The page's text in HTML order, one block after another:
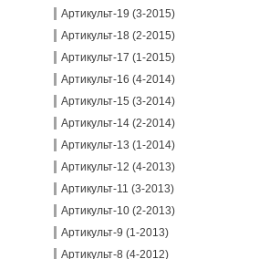
Артикульт-19 (3-2015)
Артикульт-18 (2-2015)
Артикульт-17 (1-2015)
Артикульт-16 (4-2014)
Артикульт-15 (3-2014)
Артикульт-14 (2-2014)
Артикульт-13 (1-2014)
Артикульт-12 (4-2013)
Артикульт-11 (3-2013)
Артикульт-10 (2-2013)
Артикульт-9 (1-2013)
Артикульт-8 (4-2012)